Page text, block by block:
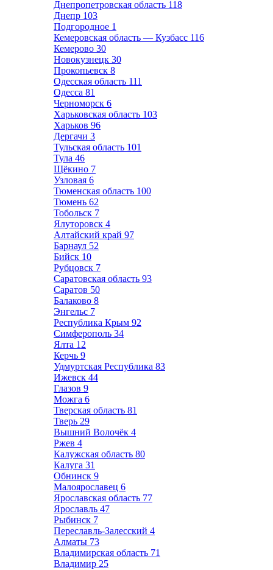
Днепропетровская область 118
Днепр 103
Подгородное 1
Кемеровская область — Кузбасс 116
Кемерово 30
Новокузнецк 30
Прокопьевск 8
Одесская область 111
Одесса 81
Черноморск 6
Харьковская область 103
Харьков 96
Дергачи 3
Тульская область 101
Тула 46
Щёкино 7
Узловая 6
Тюменская область 100
Тюмень 62
Тобольск 7
Ялуторовск 4
Алтайский край 97
Барнаул 52
Бийск 10
Рубцовск 7
Саратовская область 93
Саратов 50
Балаково 8
Энгельс 7
Республика Крым 92
Симферополь 34
Ялта 12
Керчь 9
Удмуртская Республика 83
Ижевск 44
Глазов 9
Можга 6
Тверская область 81
Тверь 29
Вышний Волочёк 4
Ржев 4
Калужская область 80
Калуга 31
Обнинск 9
Малоярославец 6
Ярославская область 77
Ярославль 47
Рыбинск 7
Переславль-Залесский 4
Алматы 73
Владимирская область 71
Владимир 25